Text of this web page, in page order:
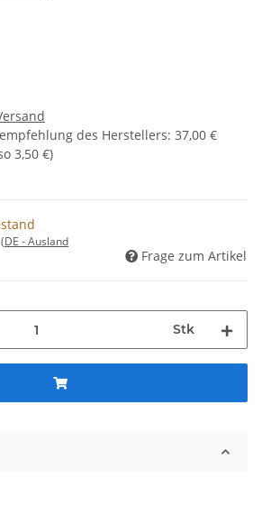
des Herstellers: 37,00 €
3,50 €)
(DE - Ausland
Frage zum Artikel
Stk